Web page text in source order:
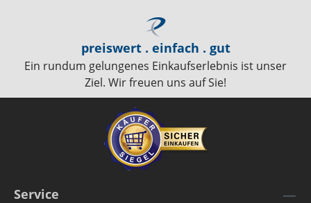
preiswert . einfach . gut
Ein rundum gelungenes Einkaufserlebnis ist unser
Ziel. Wir freuen uns auf Sie!
Service